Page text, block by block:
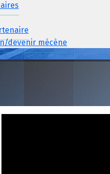
devenir mécène